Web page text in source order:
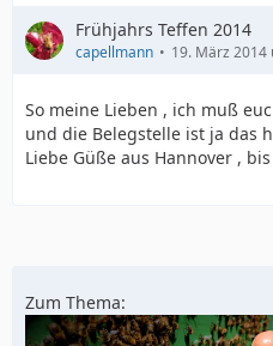
Frühjahrs Teffen 2014
capellmann 19. März 2014
So meine Lieben , ich muß
und die Belegstelle ist ja das
Liebe Güße aus Hannover ,
Zum Thema: